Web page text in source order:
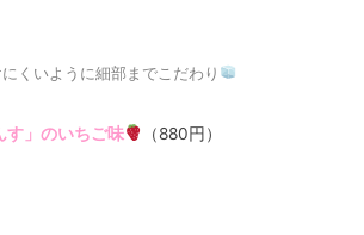
くいように細部までこだわり
す」のいちご味 （880円）